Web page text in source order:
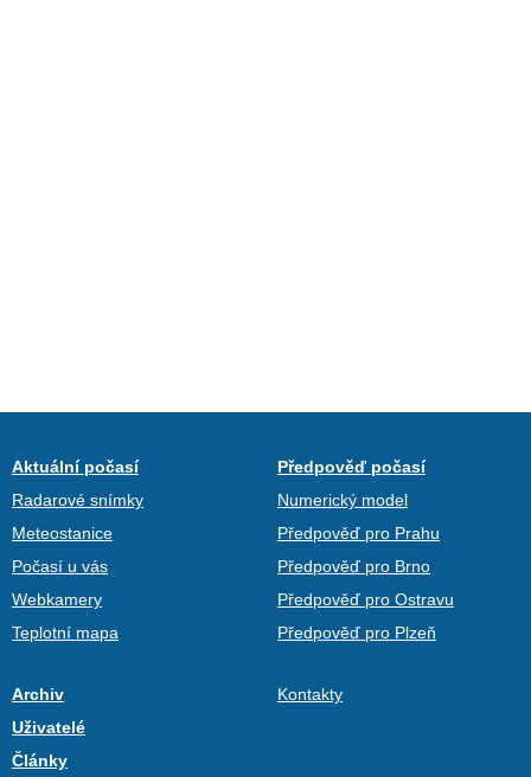
Aktuální počasí
Radarové snímky
Meteostanice
Počasí u vás
Webkamery
Teplotní mapa
Předpověď počasí
Numerický model
Předpověď pro Prahu
Předpověď pro Brno
Předpověď pro Ostravu
Předpověď pro Plzeň
Archiv
Uživatelé
Články
Kontakty